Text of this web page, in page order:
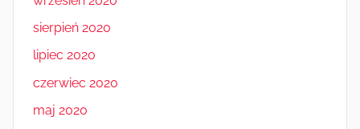
sierpień 2020
lipiec 2020
czerwiec 2020
maj 2020